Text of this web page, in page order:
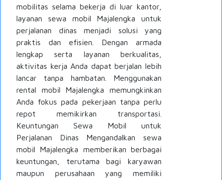
mobilitas selama bekerja di luar kantor,
layanan sewa mobil Majalengka untuk
perjalanan dinas menjadi solusi yang
praktis dan efisien. Dengan armada
lengkap serta layanan berkualitas,
aktivitas kerja Anda dapat berjalan lebih
lancar tanpa hambatan. Menggunakan
rental mobil Majalengka memungkinkan
Anda fokus pada pekerjaan tanpa perlu
repot memikirkan transportasi.
Keuntungan Sewa Mobil untuk
Perjalanan Dinas Mengandalkan sewa
mobil Majalengka memberikan berbagai
keuntungan, terutama bagi karyawan
maupun perusahaan yang memiliki